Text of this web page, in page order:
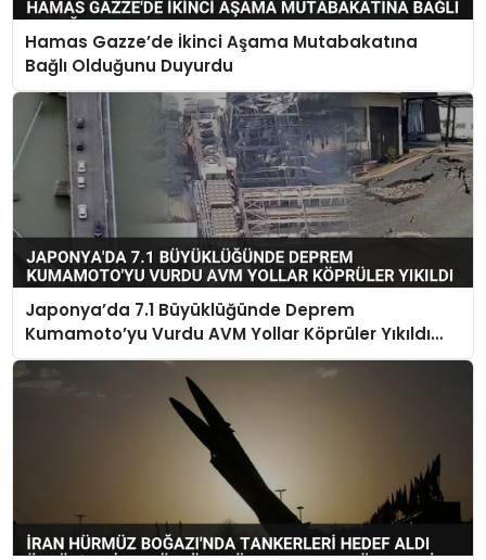
Hamas Gazze’de İkinci Aşama Mutabakatına
Bağlı Olduğunu Duyurdu
Japonya’da 7.1 Büyüklüğünde Deprem
Kumamoto’yu Vurdu AVM Yollar Köprüler Yıkıldı
Çok Sayıda Can Kaybı Var